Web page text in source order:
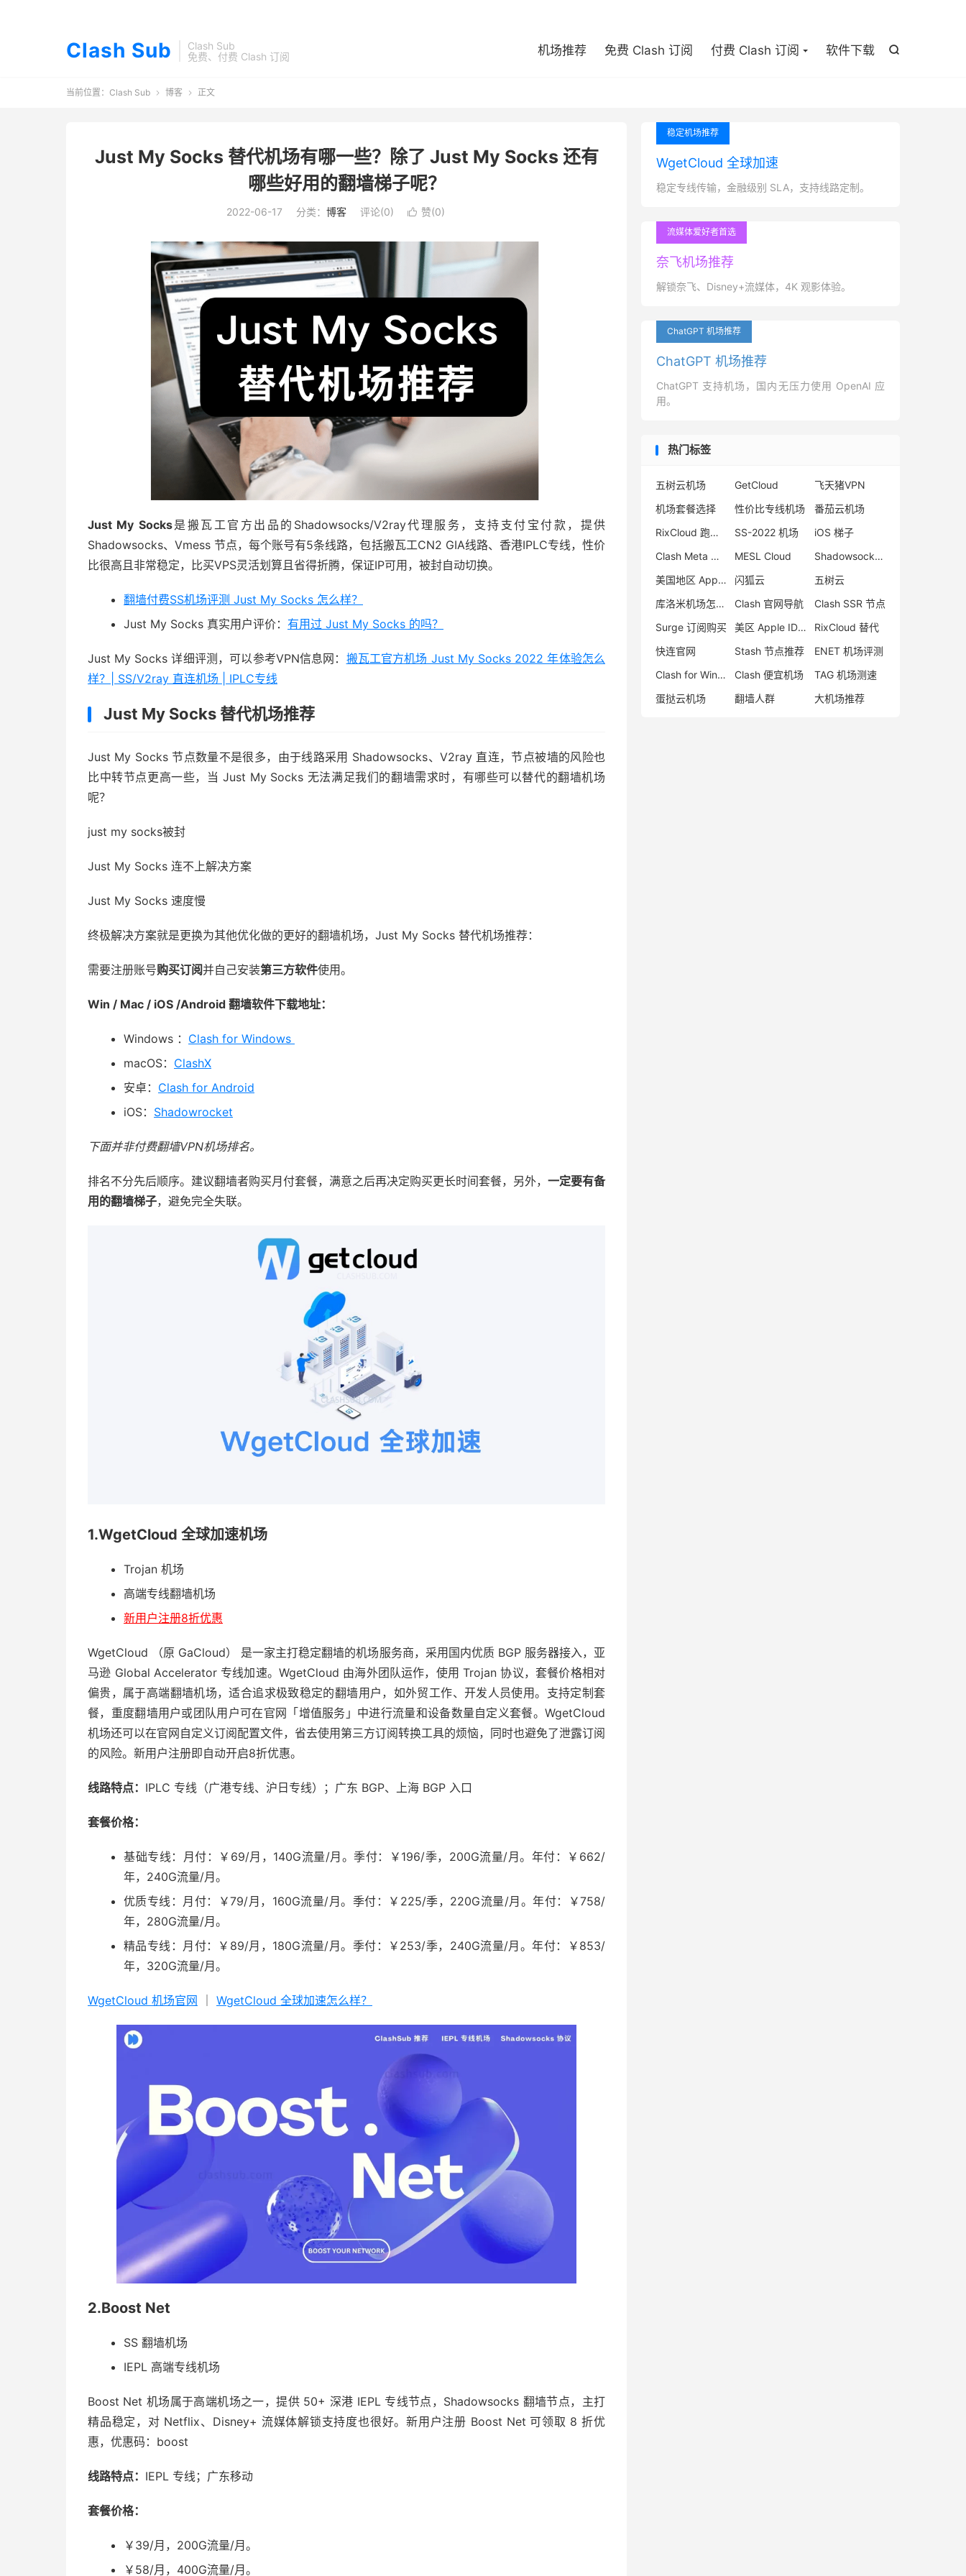
Clash Sub
Clash Sub
免费、付费 Clash 订阅

机场推荐 免费 Clash 订阅 付费 Clash 订阅 软件下载
当前位置： Clash Sub  博客  正文
Just My Socks 替代机场有哪一些？除了 Just My Socks 还有
哪些好用的翻墙梯子呢？
2022-06-17 分类： 博客 评论(0)  赞(0)
Just My Socks是搬瓦工官方出品的Shadowsocks/V2ray代理服务，支持支付宝付款，提供
Shadowsocks、Vmess 节点，每个账号有5条线路，包括搬瓦工CN2 GIA线路、香港IPLC专线，性价
比很高且非常稳定，比买VPS灵活划算且省得折腾，保证IP可用，被封自动切换。
翻墙付费SS机场评测 Just My Socks 怎么样？
Just My Socks 真实用户评价： 有用过 Just My Socks 的吗？
Just My Socks 详细评测，可以参考VPN信息网： 搬瓦工官方机场 Just My Socks 2022 年体验怎么
样？| SS/V2ray 直连机场 | IPLC专线
Just My Socks 替代机场推荐
Just My Socks 节点数量不是很多，由于线路采用 Shadowsocks、V2ray 直连，节点被墙的风险也
比中转节点更高一些，当 Just My Socks 无法满足我们的翻墙需求时，有哪些可以替代的翻墙机场
呢？
just my socks被封
Just My Socks 连不上解决方案
Just My Socks 速度慢
终极解决方案就是更换为其他优化做的更好的翻墙机场，Just My Socks 替代机场推荐：
需要注册账号购买订阅并自己安装第三方软件使用。
Win / Mac / iOS /Android 翻墙软件下载地址：
Windows ： Clash for Windows
macOS： ClashX
安卓： Clash for Android
iOS： Shadowrocket
下面并非付费翻墙VPN机场排名。
排名不分先后顺序。建议翻墙者购买月付套餐，满意之后再决定购买更长时间套餐，另外， 一定要有备
用的翻墙梯子，避免完全失联。
1.WgetCloud 全球加速机场
Trojan 机场
高端专线翻墙机场
新用户注册8折优惠
WgetCloud （原 GaCloud） 是一家主打稳定翻墙的机场服务商，采用国内优质 BGP 服务器接入，亚
马逊 Global Accelerator 专线加速。WgetCloud 由海外团队运作，使用 Trojan 协议，套餐价格相对
偏贵，属于高端翻墙机场，适合追求极致稳定的翻墙用户，如外贸工作、开发人员使用。支持定制套
餐，重度翻墙用户或团队用户可在官网「增值服务」中进行流量和设备数量自定义套餐。WgetCloud
机场还可以在官网自定义订阅配置文件，省去使用第三方订阅转换工具的烦恼，同时也避免了泄露订阅
的风险。新用户注册即自动开启8折优惠。
线路特点： IPLC 专线（广港专线、沪日专线）；广东 BGP、上海 BGP 入口
套餐价格：
基础专线：月付：￥69/月，140G流量/月。季付：￥196/季，200G流量/月。年付：￥662/
年，240G流量/月。
优质专线：月付：￥79/月，160G流量/月。季付：￥225/季，220G流量/月。年付：￥758/
年，280G流量/月。
精品专线：月付：￥89/月，180G流量/月。季付：￥253/季，240G流量/月。年付：￥853/
年，320G流量/月。
WgetCloud 机场官网 WgetCloud 全球加速怎么样？
2.Boost Net
SS 翻墙机场
IEPL 高端专线机场
Boost Net 机场属于高端机场之一，提供 50+ 深港 IEPL 专线节点，Shadowsocks 翻墙节点，主打
精品稳定，对 Netflix、Disney+ 流媒体解锁支持度也很好。新用户注册 Boost Net 可领取 8 折优
惠，优惠码：boost
线路特点： IEPL 专线；广东移动
套餐价格：
￥39/月，200G流量/月。
￥58/月，400G流量/月。
稳定机场推荐
WgetCloud 全球加速
稳定专线传输，金融级别 SLA，支持线路定制。
流媒体爱好者首选
奈飞机场推荐
解锁奈飞、Disney+流媒体，4K 观影体验。
ChatGPT 机场推荐
ChatGPT 机场推荐
ChatGPT 支持机场，国内无压力使用 OpenAI 应
用。
热门标签
五树云机场 GetCloud
飞天猪VPN
机场套餐选择
性价比专线机场
番茄云机场
RixCloud 跑路原因
SS-2022 机场
iOS 梯子
Clash Meta 安卓
MESL Cloud
Shadowsocks 美国节点
美国地区 App Store
闪狐云
五树云
库洛米机场怎么样
Clash 官网导航
Clash SSR 节点
Surge 订阅购买
美区 Apple ID 注册
RixCloud 替代
快连官网
Stash 节点推荐
ENET 机场评测
Clash for Windows 官网
Clash 便宜机场
TAG 机场测速
蛋挞云机场
翻墙人群 大机场推荐